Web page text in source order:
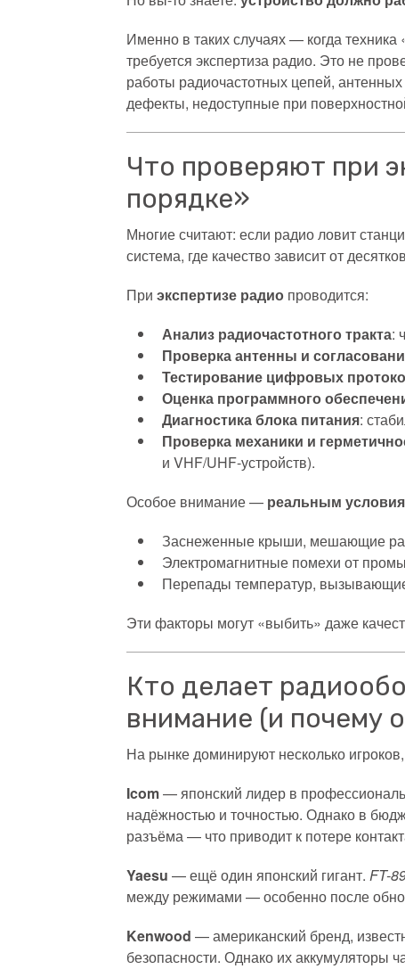
Именно в таких случаях — когда
требуется экспертиза радио. Это не
работы радиочастотных цепей,
дефекты, недоступные при
Что проверяют при
порядке»
Многие считают: если радио ловит
система, где качество зависит от
При экспертизе радио проводится:
Анализ радиочастотного тракта:
Проверка антенны и
Тестирование цифровых
Оценка программного
Диагностика блока питания:
Проверка механики и
и VHF/UHF-устройств).
Особое внимание — реальным
Заснеженные крыши, мешающие
Электромагнитные помехи от
Перепады температур,
Эти факторы могут «выбить» даже
Кто делает
внимание (и почему
На рынке доминируют несколько
Icom— японский лидер в
надёжностью и точностью. Однако в
разъёма — что приводит к потере
Yaesu — ещё один японский гигант. FT-
между режимами — особенно после
Kenwood — американский бренд,
безопасности. Однако их аккумуляторы